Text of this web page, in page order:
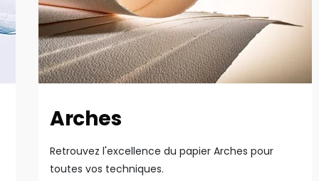
Arches
Retrouvez l'excellence du papier Arches pour
toutes vos techniques.